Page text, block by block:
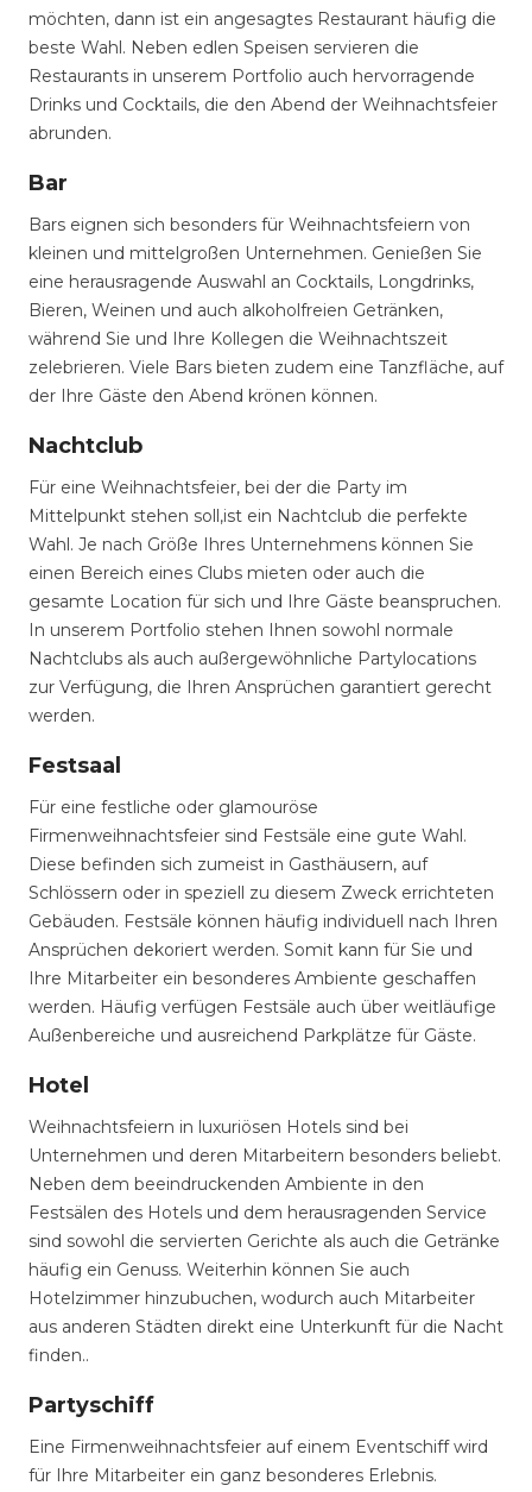
möchten, dann ist ein angesagtes Restaurant häufig die
beste Wahl. Neben edlen Speisen servieren die
Restaurants in unserem Portfolio auch hervorragende
Drinks und Cocktails, die den Abend der Weihnachtsfeier
abrunden.
Bar
Bars eignen sich besonders für Weihnachtsfeiern von
kleinen und mittelgroßen Unternehmen. Genießen Sie
eine herausragende Auswahl an Cocktails, Longdrinks,
Bieren, Weinen und auch alkoholfreien Getränken,
während Sie und Ihre Kollegen die Weihnachtszeit
zelebrieren. Viele Bars bieten zudem eine Tanzfläche, auf
der Ihre Gäste den Abend krönen können.
Nachtclub
Für eine Weihnachtsfeier, bei der die Party im
Mittelpunkt stehen soll,ist ein Nachtclub die perfekte
Wahl. Je nach Größe Ihres Unternehmens können Sie
einen Bereich eines Clubs mieten oder auch die
gesamte Location für sich und Ihre Gäste beanspruchen.
In unserem Portfolio stehen Ihnen sowohl normale
Nachtclubs als auch außergewöhnliche Partylocations
zur Verfügung, die Ihren Ansprüchen garantiert gerecht
werden.
Festsaal
Für eine festliche oder glamouröse
Firmenweihnachtsfeier sind Festsäle eine gute Wahl.
Diese befinden sich zumeist in Gasthäusern, auf
Schlössern oder in speziell zu diesem Zweck errichteten
Gebäuden. Festsäle können häufig individuell nach Ihren
Ansprüchen dekoriert werden. Somit kann für Sie und
Ihre Mitarbeiter ein besonderes Ambiente geschaffen
werden. Häufig verfügen Festsäle auch über weitläufige
Außenbereiche und ausreichend Parkplätze für Gäste.
Hotel
Weihnachtsfeiern in luxuriösen Hotels sind bei
Unternehmen und deren Mitarbeitern besonders beliebt.
Neben dem beeindruckenden Ambiente in den
Festsälen des Hotels und dem herausragenden Service
sind sowohl die servierten Gerichte als auch die Getränke
häufig ein Genuss. Weiterhin können Sie auch
Hotelzimmer hinzubuchen, wodurch auch Mitarbeiter
aus anderen Städten direkt eine Unterkunft für die Nacht
finden..
Partyschiff
Eine Firmenweihnachtsfeier auf einem Eventschiff wird
für Ihre Mitarbeiter ein ganz besonderes Erlebnis.